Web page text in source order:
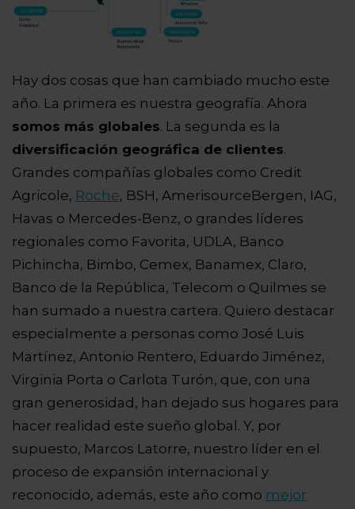
Hay dos cosas que han cambiado mucho este
año. La primera es nuestra geografía. Ahora
somos más globales. La segunda es la
diversificación geográfica de clientes.
Grandes compañías globales como Credit
Agricole, Roche, BSH, AmerisourceBergen, IAG,
Havas o Mercedes-Benz, o grandes líderes
regionales como Favorita, UDLA, Banco
Pichincha, Bimbo, Cemex, Banamex, Claro,
Banco de la República, Telecom o Quilmes se
han sumado a nuestra cartera. Quiero destacar
especialmente a personas como José Luis
Martínez, Antonio Rentero, Eduardo Jiménez,
Virginia Porta o Carlota Turón, que, con una
gran generosidad, han dejado sus hogares para
hacer realidad este sueño global. Y, por
supuesto, Marcos Latorre, nuestro líder en el
proceso de expansión internacional y
reconocido, además, este año como mejor